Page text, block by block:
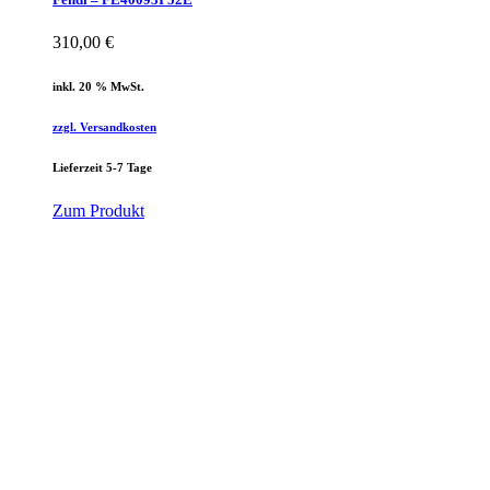
310,00 €
inkl. 20 % MwSt.
zzgl. Versandkosten
Lieferzeit 5-7 Tage
Zum Produkt